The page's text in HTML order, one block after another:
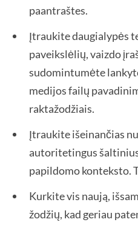
paantraštes.
Įtraukite daugialypės
paveikslėlių, vaizdo
sudomintumėte
medijos failų
raktažodžiais.
Įtraukite išeinančias
autoritetingus
papildomo konteksto.
Kurkite vis naują,
žodžių, kad geriau